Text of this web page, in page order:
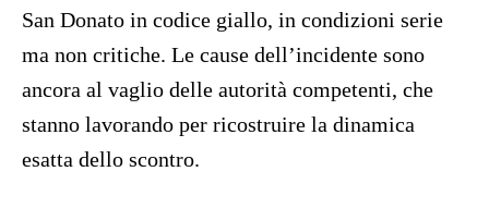
San Donato in codice giallo, in condizioni serie
ma non critiche. Le cause dell’incidente sono
ancora al vaglio delle autorità competenti, che
stanno lavorando per ricostruire la dinamica
esatta dello scontro.